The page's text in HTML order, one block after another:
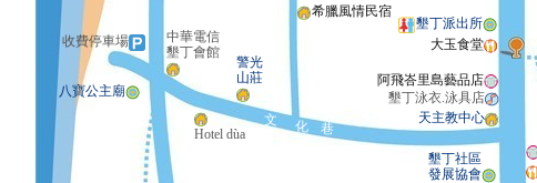
中華電信
墾丁會館
八寶公主廟
警光
山莊
Hotel dùa
收費停車場
墾丁派出所
大玉食堂
阿飛峇里島藝品店
天主教中心
墾丁社區
發展協會
文 化 巷
希臘風情民宿
墾丁泳衣.泳具店